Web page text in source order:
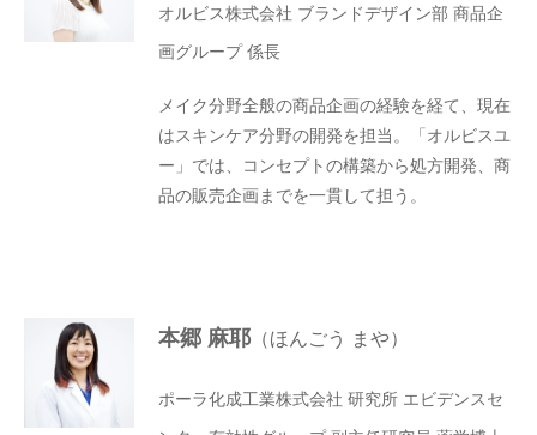
オルビス株式会社 ブランドデザイン部 商品企
画グループ 係長
メイク分野全般の商品企画の経験を経て、現在
はスキンケア分野の開発を担当。「オルビスユ
ー」では、コンセプトの構築から処方開発、商
品の販売企画までを一貫して担う。
本郷 麻耶 （ほんごう まや）
ポーラ化成工業株式会社 研究所 エビデンスセ